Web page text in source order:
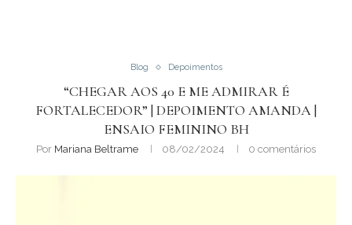
Blog Depoimentos
“CHEGAR AOS 40 E ME ADMIRAR É
FORTALECEDOR” | DEPOIMENTO AMANDA |
ENSAIO FEMININO BH
Por Mariana Beltrame 08/02/2024 0 comentários